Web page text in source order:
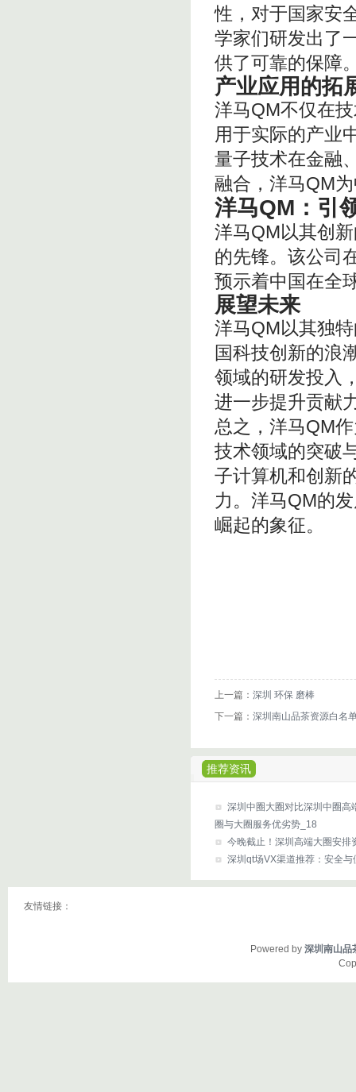
性，对于国家安
学家们研发出了
供了可靠的保障
产业应用的拓
洋马QM不仅在
用于实际的产业
量子技术在金融
融合，洋马QM
洋马QM：引
洋马QM以其创
的先锋。该公司
预示着中国在全
展望未来
洋马QM以其独
国科技创新的浪
领域的研发投入
进一步提升贡献
总之，洋马QM
技术领域的突破
子计算机和创新
力。洋马QM的
崛起的象征。
上一篇： 深圳 环保 磨棒
下一篇： 深圳南山品茶资源白名
推荐资讯
深圳中圈大圈对比深圳中圈高
圈与大圈服务优劣势_18
今晚截止！深圳高端大圈安排
深圳qt场VX渠道推荐：安全与
友情链接：
Powered by 深圳南山品